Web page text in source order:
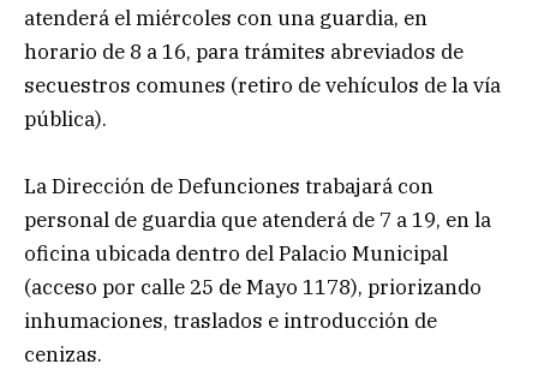
atenderá el miércoles con una guardia, en
horario de 8 a 16, para trámites abreviados de
secuestros comunes (retiro de vehículos de la vía
pública).
La Dirección de Defunciones trabajará con
personal de guardia que atenderá de 7 a 19, en la
oficina ubicada dentro del Palacio Municipal
(acceso por calle 25 de Mayo 1178), priorizando
inhumaciones, traslados e introducción de
cenizas.